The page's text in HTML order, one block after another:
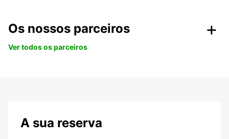
Os nossos parceiros
Ver todos os parceiros
A sua reserva